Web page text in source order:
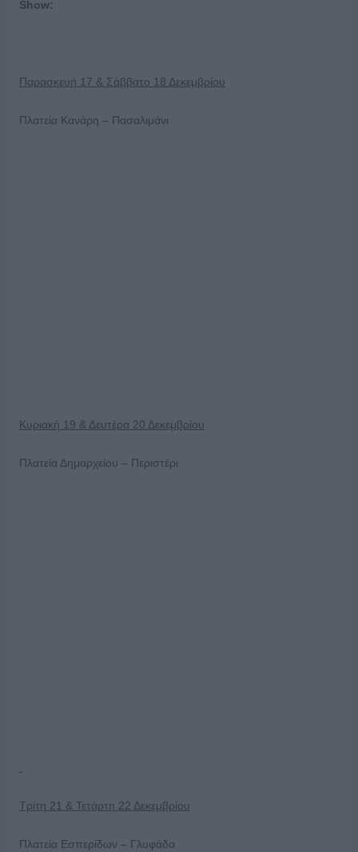
Show:
Παρασκευή 17 & Σάββατο 18 Δεκεμβρίου
Πλατεία Κανάρη – Πασαλιμάνι
Κυριακή 19 & Δευτέρα 20 Δεκεμβρίου
Πλατεία Δημαρχείου – Περιστέρι
Τρίτη 21 & Τετάρτη 22 Δεκεμβρίου
Πλατεία Εσπερίδων – Γλυφάδα